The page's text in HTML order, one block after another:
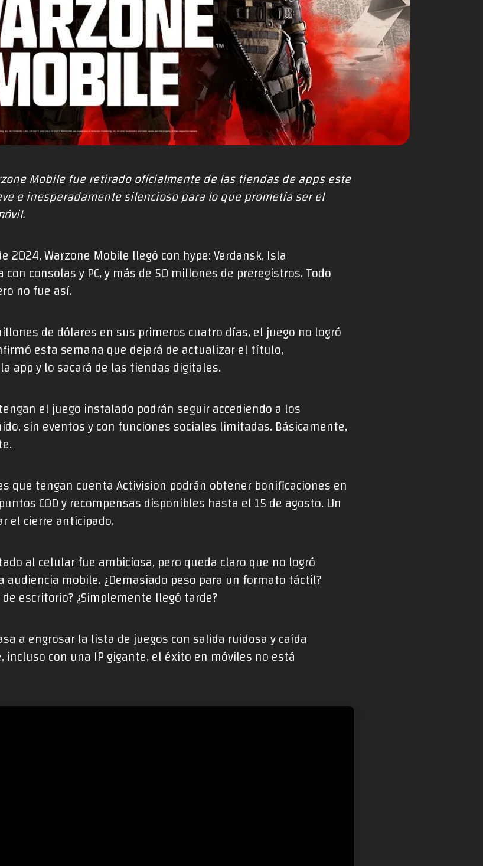
Mobilefue retirado oficialmente de las tiendas de apps este
e inesperadamente silencioso para lo que prometía ser el
2024, Warzone Mobile llegó con hype: Verdansk, Isla
consolas y PC, y más de 50 millones de preregistros. Todo
no fue así.
de dólares en sus primeros cuatro días, el juego no logró
esta semana que dejará de actualizar el título,
app y lo sacará de las tiendas digitales.
el juego instalado podrán seguir accediendo a los
sin eventos y con funciones sociales limitadas. Básicamente,
que tengan cuenta Activision podrán obtener bonificaciones en
COD y recompensas disponibles hasta el 15 de agosto. Un
el cierre anticipado.
al celular fue ambiciosa, pero queda claro que no logró
audiencia mobile. ¿Demasiado peso para un formato táctil?
escritorio? ¿Simplemente llegó tarde?
a engrosar la lista de juegos con salida ruidosa y caída
incluso con una IP gigante, el éxito en móviles no está